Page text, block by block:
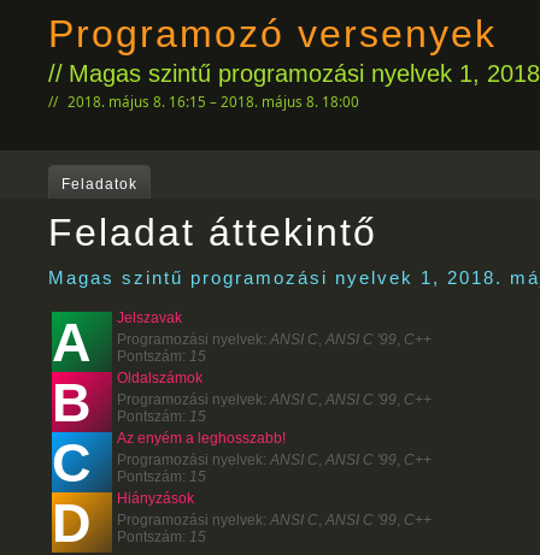
Programozó versenyek
Magas szintű programozási nyelvek 1,
2018. május 8. 16:15 – 2018. május 8. 18:00
Feladatok
Feladat áttekintő
Magas szintű programozási nyelvek 1, 2018.
A
Jelszavak
Programozási nyelvek: ANSI C, ANSI C '99, C++
Pontszám: 15
B
Oldalszámok
Programozási nyelvek: ANSI C, ANSI C '99, C++
Pontszám: 15
C
Az enyém a leghosszabb!
Programozási nyelvek: ANSI C, ANSI C '99, C++
Pontszám: 15
D
Hiányzások
Programozási nyelvek: ANSI C, ANSI C '99, C++
Pontszám: 15